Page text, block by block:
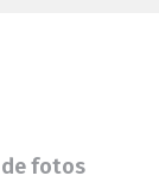
de fotos